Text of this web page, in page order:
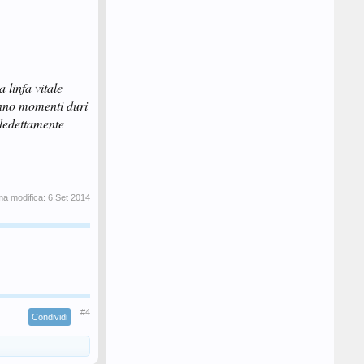
linfa vitale
momenti duri
modifica: 6 Set 2014
Condividi #4